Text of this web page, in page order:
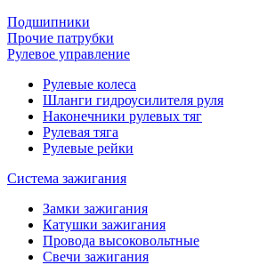
Подшипники
Прочие патрубки
Рулевое управление
Рулевые колеса
Шланги гидроусилителя руля
Наконечники рулевых тяг
Рулевая тяга
Рулевые рейки
Система зажигания
Замки зажигания
Катушки зажигания
Провода высоковольтные
Свечи зажигания